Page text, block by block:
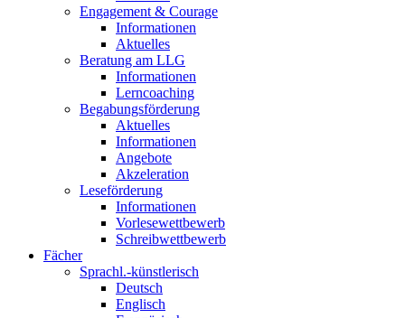
Engagement & Courage
Informationen
Aktuelles
Beratung am LLG
Informationen
Lerncoaching
Begabungsförderung
Aktuelles
Informationen
Angebote
Akzeleration
Leseförderung
Informationen
Vorlesewettbewerb
Schreibwettbewerb
Fächer
Sprachl.-künstlerisch
Deutsch
Englisch